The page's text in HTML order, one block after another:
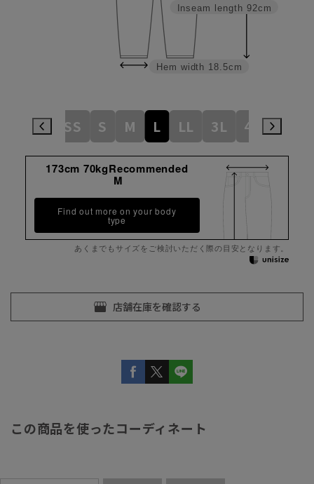
Inseam length 92cm
Hem width 18.5cm
SS S M L LL 3L 4L
173cm 70kgRecommended
M
Find out more on your body
type
あくまでもサイズをご検討いただく際の目安となります。
この商品を使ったコーディネート